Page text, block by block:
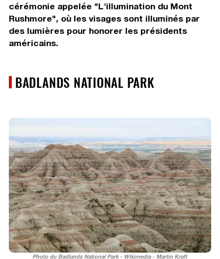
cérémonie appelée "L'illumination du Mont
Rushmore", où les visages sont illuminés par
des lumières pour honorer les présidents
américains.
BADLANDS NATIONAL PARK
Photo du Badlands National Park - Wikimedia - Martin Kraft